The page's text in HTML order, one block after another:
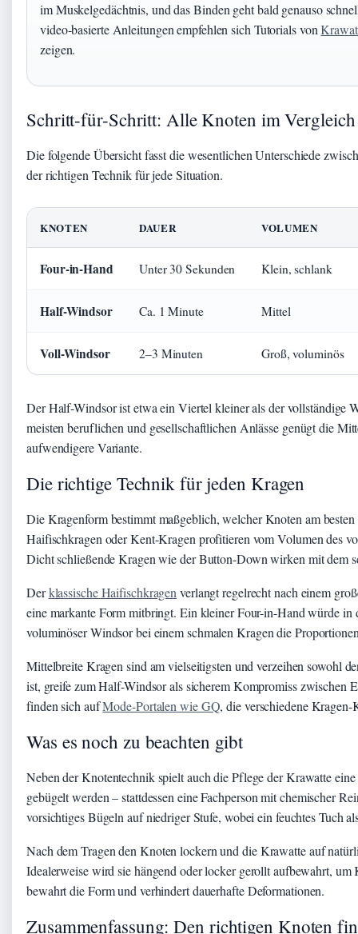
im Muskelgedächtnis, und das Binden geht bald genauso
video-basierte Anleitungen empfehlen sich Tutorials von
zeigen.
Schritt-für-Schritt: Alle Knoten im Vergleich
Die folgende Übersicht fasst die wesentlichen Unterschiede
der richtigen Technik für jede Situation.
KNOTEN DAUER VOLUMEN
Four-in-Hand Unter 30 Sekunden Klein, schlank
Half-Windsor Ca. 1 Minute Mittel
Voll-Windsor 2–3 Minuten Groß, voluminös
Der Half-Windsor ist etwa ein Viertel kleiner als der vollständige
meisten beruflichen und gesellschaftlichen Anlässe genügt die
aufwendigere Variante.
Die richtige Technik für jeden Kragen
Die Kragenform bestimmt maßgeblich, welcher Knoten am
Haifischkragen oder Kent-Kragen profitieren vom Volumen des
Dicht schließende Kragen wie der Button-Down wirken mit dem
Derklassische Haifischkragen verlangt regelrecht nach einem
eine markante Form mitbringt. Ein kleiner Four-in-Hand würde
voluminöser Windsor bei einem schmalen Kragen die
Mittelbreite Kragen sind am vielseitigsten und verzeihen sowohl
ist, greife zum Half-Windsor als sicherem Kompromiss
finden sich aufMode-Portalen wie GQ, die verschiedene
Was es noch zu beachten gibt
Neben der Knotentechnik spielt auch die Pflege der Krawatte
gebügelt werden – stattdessen eine Fachperson mit chemischer
vorsichtiges Bügeln auf niedriger Stufe, wobei ein feuchtes Tuch
Nach dem Tragen den Knoten lockern und die Krawatte auf
Idealerweise wird sie hängend oder locker gerollt aufbewahrt,
bewahrt die Form und verhindert dauerhafte Deformationen.
Zusammenfassung: Den richtigen Knoten